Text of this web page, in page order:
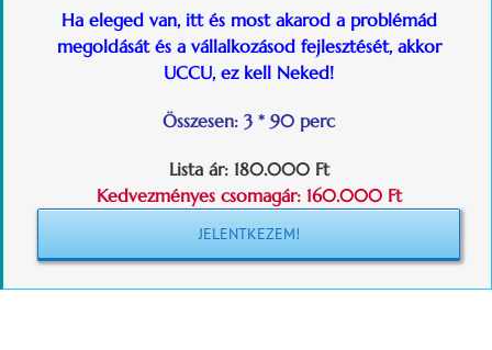
Ha eleged van, itt és most akarod a problémád
megoldását és a vállalkozásod fejlesztését, akkor
UCCU, ez kell Neked!
Összesen: 3 * 90 perc
Lista ár: 180.000 Ft
Kedvezményes csomagár: 160.000 Ft
JELENTKEZEM!